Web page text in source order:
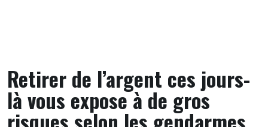
Retirer de l’argent ces jours-
là vous expose à de gros